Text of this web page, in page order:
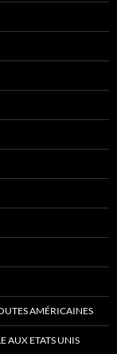
AMÉRICAINES
AUX ETATS UNIS